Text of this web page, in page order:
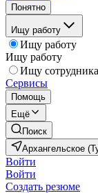
Понятно
Ищу работу
Ищу работу
Ищу работу
Ищу сотрудника
Сервисы
Помощь
Ещё
Поиск
Архангельское
Войти
Войти
Создать резюме